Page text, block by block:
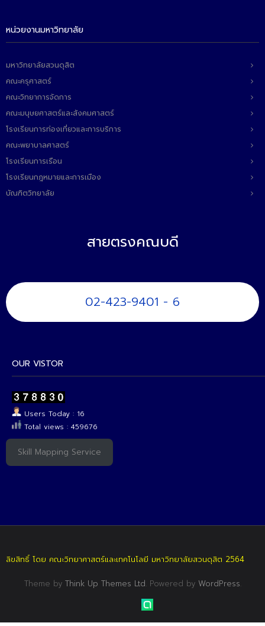
หน่วยงานมหาวิทยาลัย
มหาวิทยาลัยสวนดุสิต
คณะครุศาสตร์
คณะวิทยาการจัดการ
คณะมนุษยศาสตร์และสังคมศาสตร์
โรงเรียนการท่องเที่ยวและการบริการ
คณะพยาบาลศาสตร์
โรงเรียนการเรือน
โรงเรียนกฎหมายและการเมือง
บัณฑิตวิทยาลัย
สายตรงคณบดี
02-423-9401 - 6
OUR VISTOR
Users Today : 16
Total views : 459676
Skill Mapping Service
ลิขสิทธิ์ โดย คณะวิทยาศาสตร์และเทคโนโลยี มหาวิทยาลัยสวนดุสิต 2564
Theme by Think Up Themes Ltd. Powered by WordPress.